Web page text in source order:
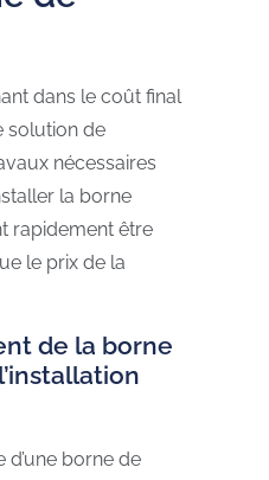
dans le coût final
solution de
nécessaires
la borne
rapidement être
le prix de la
de la borne
d’une borne de